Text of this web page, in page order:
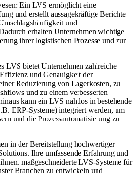
Ein LVS ermöglicht eine
und erstellt aussagekräftige Berichte
und
erhalten Unternehmen wichtige
ihrer logistischen Prozesse und zur
LVS bietet Unternehmen zahlreiche
und Genauigkeit der
Reduzierung von Lagerkosten, zu
und zu einem verbesserten
kann ein LVS nahtlos in bestehende
ERP-Systeme) integriert werden, um
und die Prozessautomatisierung zu
in der Bereitstellung hochwertiger
Ihre umfassende Erfahrung und
maßgeschneiderte LVS-Systeme für
Branchen zu entwickeln und